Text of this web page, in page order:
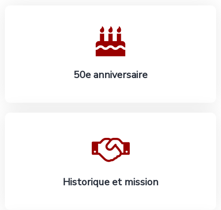
50e anniversaire
En savoir plus
Historique et mission
En savoir plus